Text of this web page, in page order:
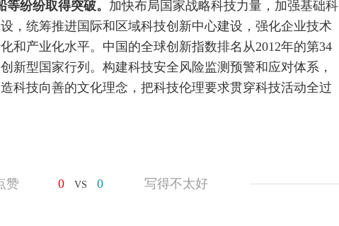
纷纷取得突破。 加快布局国家战略科技力量，加强基础科
，统筹推进国际和区域科技创新中心建设，强化企业技术
和产业化水平。中国的全球创新指数排名从2012年的第34
新型国家行列。构建科技安全风险监测 预警和应对体系，
科技向善的文化理念，把科技伦理要求贯穿科技活动全过
赞 0 VS 0 写得不太好